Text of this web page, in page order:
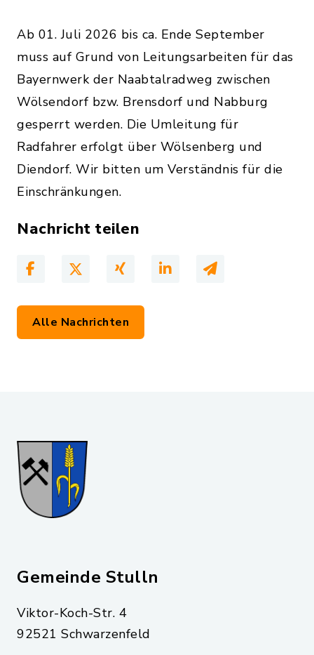
Ab 01. Juli 2026 bis ca. Ende September
muss auf Grund von Leitungsarbeiten für das
Bayernwerk der Naabtalradweg zwischen
Wölsendorf bzw. Brensdorf und Nabburg
gesperrt werden. Die Umleitung für
Radfahrer erfolgt über Wölsenberg und
Diendorf. Wir bitten um Verständnis für die
Einschränkungen.
Nachricht teilen
Alle Nachrichten
Gemeinde Stulln
Viktor-Koch-Str. 4
92521 Schwarzenfeld